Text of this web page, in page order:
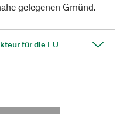
gelegenen Gmünd.
für die EU